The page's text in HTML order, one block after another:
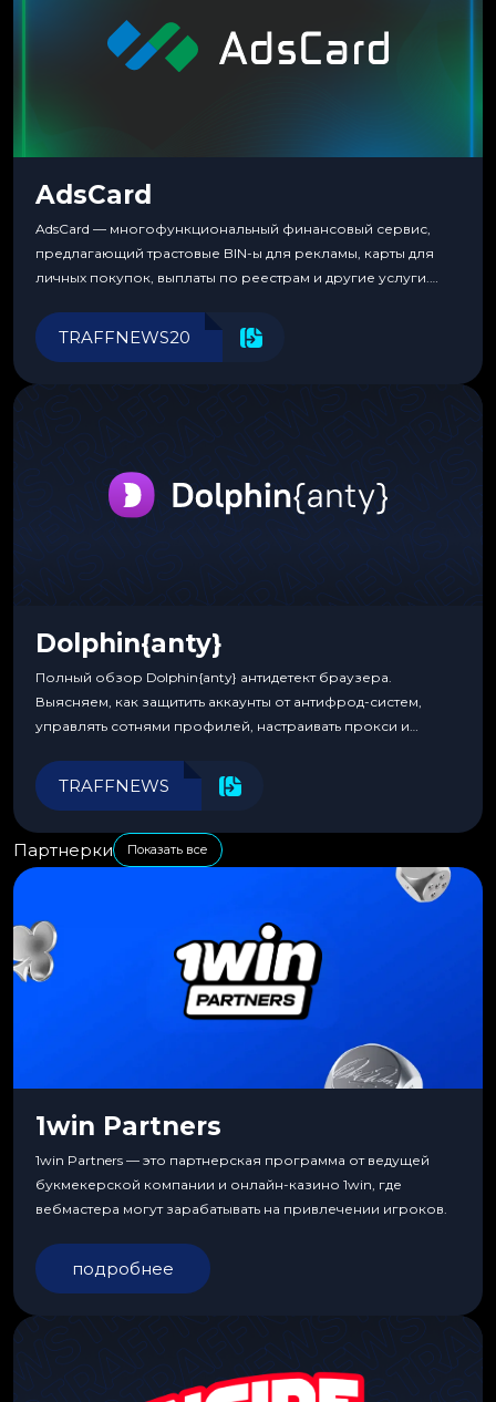
AdsCard
AdsCard — многофункциональный финансовый сервис,
предлагающий трастовые BIN-ы для рекламы, карты для
личных покупок, выплаты по реестрам и другие услуги.
инструменты для управления финансами.
TRAFFNEWS20
Dolphin{anty}
Полный обзор Dolphin{anty} антидетект браузера.
Выясняем, как защитить аккаунты от антифрод-систем,
управлять сотнями профилей, настраивать прокси и
эффективности.
TRAFFNEWS
Партнерки Показать все
1win Partners
1win Partners — это партнерская программа от ведущей
букмекерской компании и онлайн-казино 1win, где
вебмастера могут зарабатывать на привлечении игроков.
подробнее